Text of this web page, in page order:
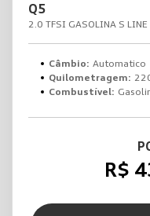
Q5
2.0 TFSI GASOLINA S LINE
Câmbio: Automatico
Quilometragem:
Combustível:
R$